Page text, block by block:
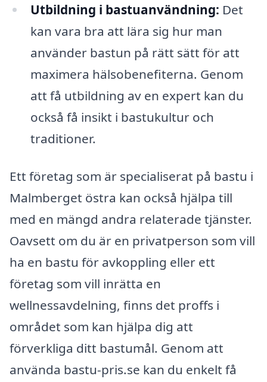
Utbildning i bastuanvändning: Det
kan vara bra att lära sig hur man
använder bastun på rätt sätt för att
maximera hälsobenefiterna. Genom
att få utbildning av en expert kan du
också få insikt i bastukultur och
traditioner.
Ett företag som är specialiserat på bastu i
Malmberget östra kan också hjälpa till
med en mängd andra relaterade tjänster.
Oavsett om du är en privatperson som vill
ha en bastu för avkoppling eller ett
företag som vill inrätta en
wellnessavdelning, finns det proffs i
området som kan hjälpa dig att
förverkliga ditt bastumål. Genom att
använda bastu-pris.se kan du enkelt få